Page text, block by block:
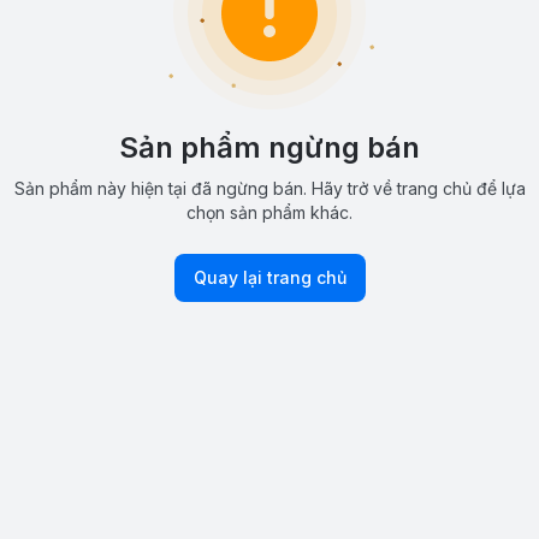
Sản phẩm ngừng bán
Sản phẩm này hiện tại đã ngừng bán. Hãy trở về trang chủ để lựa
chọn sản phẩm khác.
Quay lại trang chủ